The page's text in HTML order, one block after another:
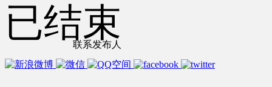
联系发布人
已结束